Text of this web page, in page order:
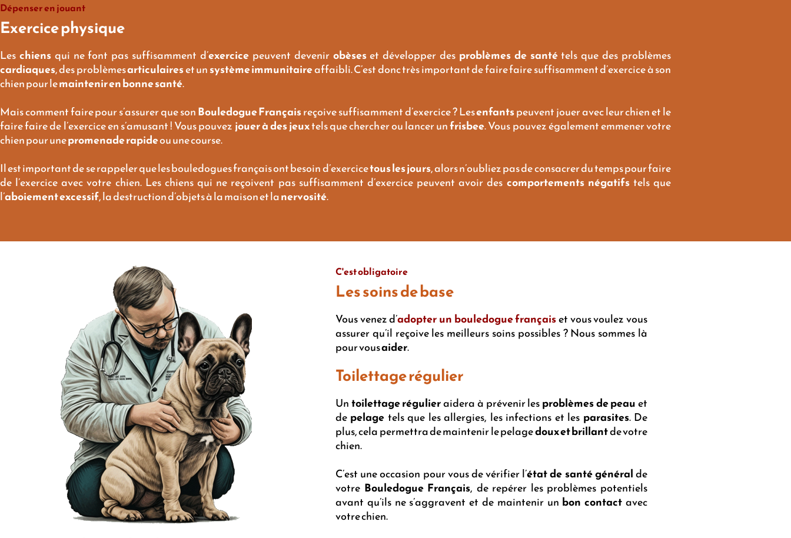
Dépenser en jouant
Exercice physique
Les chiensqui ne font pas suffisamment d’exercicepeuvent devenir obèseset développer des problèmes de santétels que des problèmes
cardiaques, des problèmesarticulaireset unsystème immunitaireaffaibli. C’est donc très important de faire faire suffisamment d’exercice à son
chien pour lemaintenir en bonne santé.
Mais comment faire pour s’assurer que sonBouledogue Françaisreçoive suffisamment d’exercice ? Lesenfantspeuvent jouer avec leur chien et le
faire faire de l’exercice en s’amusant ! Vous pouvez jouer à des jeuxtels que chercher ou lancer unfrisbee. Vous pouvez également emmener votre
chien pour unepromenade rapideou une course.
Il est important de se rappeler que les bouledogues français ont besoin d’exercicetous les jours, alors n’oubliez pas de consacrer du temps pour faire
de l’exercice avec votre chien. Les chiens qui ne reçoivent pas suffisamment d’exercice peuvent avoir des comportements négatifstels que
l’aboiement excessif, la destruction d’objets à la maison et lanervosité.
C'est obligatoire
Les soins de base
Vous venez d’adopter un bouledogue françaiset vous voulez vous
assurer qu’il reçoive les meilleurs soins possibles ? Nous sommes là
pour vousaider.
Toilettage régulier
Untoilettage régulieraidera à prévenir lesproblèmes de peauet
de pelage tels que les allergies, les infections et les parasites. De
plus, cela permettra de maintenir le pelagedoux et brillantde votre
chien.
C’est une occasion pour vous de vérifier l’état de santé généralde
votre Bouledogue Français, de repérer les problèmes potentiels
avant qu’ils ne s’aggravent et de maintenir un bon contact avec
votre chien.